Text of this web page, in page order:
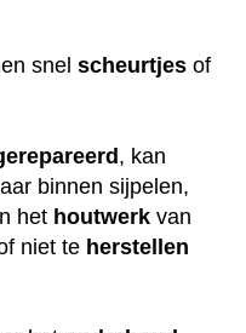
snel scheurtjes of
, kan
binnen sijpelen,
het houtwerk van
niet te herstellen